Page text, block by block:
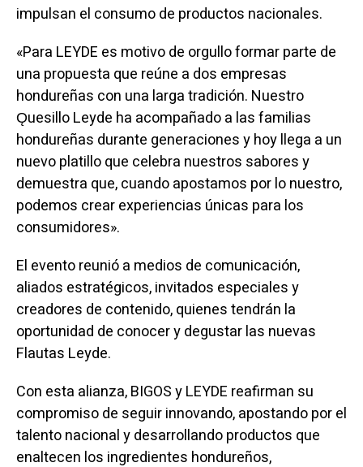
impulsan el consumo de productos nacionales.
«Para LEYDE es motivo de orgullo formar parte de
una propuesta que reúne a dos empresas
hondureñas con una larga tradición. Nuestro
Ǫuesillo Leyde ha acompañado a las familias
hondureñas durante generaciones y hoy llega a un
nuevo platillo que celebra nuestros sabores y
demuestra que, cuando apostamos por lo nuestro,
podemos crear experiencias únicas para los
consumidores».
El evento reunió a medios de comunicación,
aliados estratégicos, invitados especiales y
creadores de contenido, quienes tendrán la
oportunidad de conocer y degustar las nuevas
Flautas Leyde.
Con esta alianza, BIGOS y LEYDE reafirman su
compromiso de seguir innovando, apostando por el
talento nacional y desarrollando productos que
enaltecen los ingredientes hondureños,